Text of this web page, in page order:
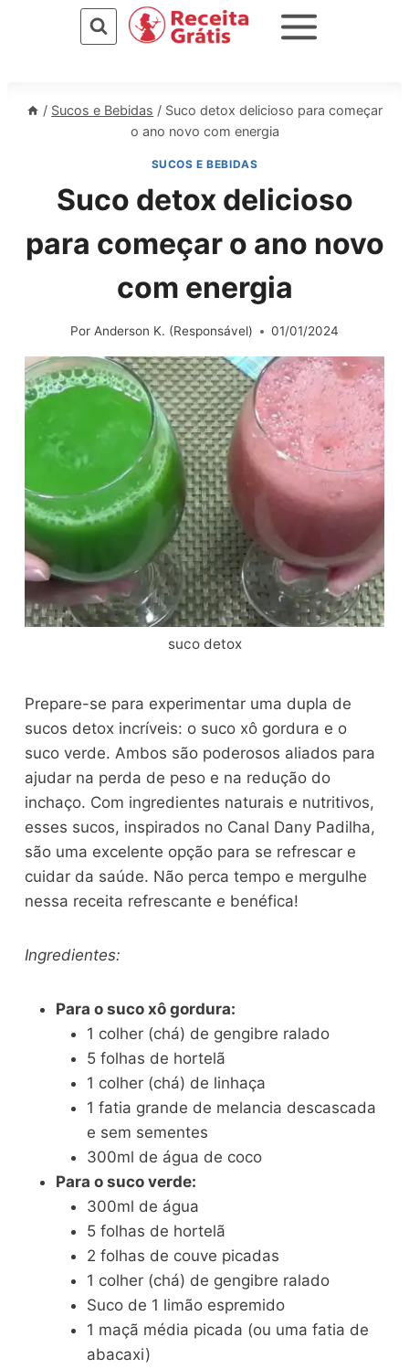
/ Sucos e Bebidas / Suco detox delicioso para começar
o ano novo com energia
SUCOS E BEBIDAS
Suco detox delicioso
para começar o ano novo
com energia
Por Anderson K. (Responsável) 01/01/2024
suco detox
Prepare-se para experimentar uma dupla de
sucos detox incríveis: o suco xô gordura e o
suco verde. Ambos são poderosos aliados para
ajudar na perda de peso e na redução do
inchaço. Com ingredientes naturais e nutritivos,
esses sucos, inspirados no Canal Dany Padilha,
são uma excelente opção para se refrescar e
cuidar da saúde. Não perca tempo e mergulhe
nessa receita refrescante e benéfica!
Ingredientes:
Para o suco xô gordura:
1 colher (chá) de gengibre ralado
5 folhas de hortelã
1 colher (chá) de linhaça
1 fatia grande de melancia descascada
e sem sementes
300ml de água de coco
Para o suco verde:
300ml de água
5 folhas de hortelã
2 folhas de couve picadas
1 colher (chá) de gengibre ralado
Suco de 1 limão espremido
1 maçã média picada (ou uma fatia de
abacaxi)